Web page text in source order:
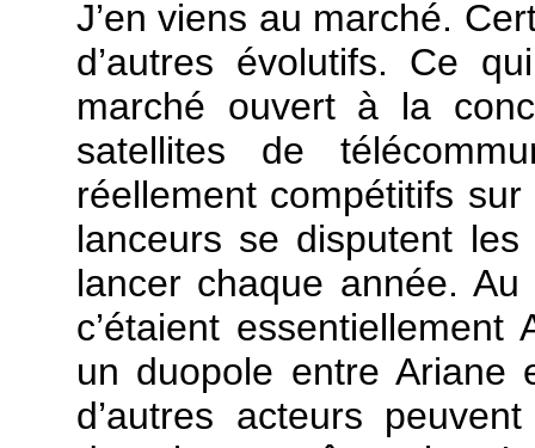
J’en viens au marché.
d’autres évolutifs. Ce
marché ouvert à la
satellites de
réellement compétitifs
lanceurs se disputent
lancer chaque année.
c’étaient essentiellement
un duopole entre Ariane
d’autres acteurs